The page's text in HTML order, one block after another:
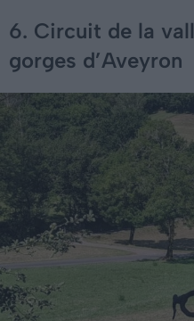
6. Circuit de la
gorges d’Aveyron